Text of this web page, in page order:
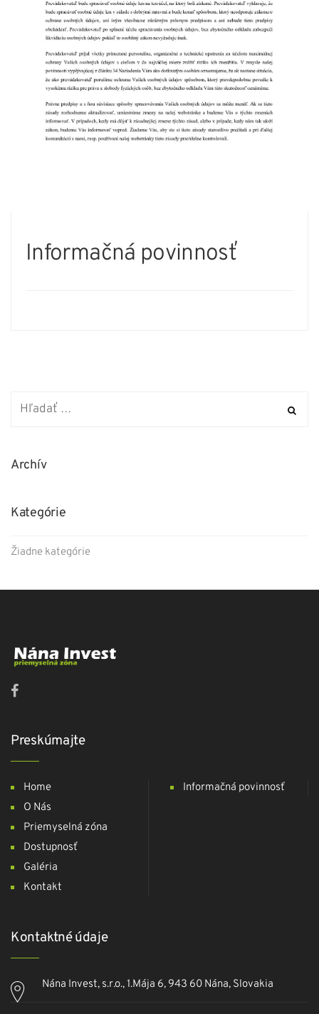
Informačná povinnosť
Archív
Kategórie
Žiadne kategórie
Preskúmajte
Home
O Nás
Priemyselná zóna
Dostupnosť
Galéria
Kontakt
Informačná povinnosť
Kontaktné údaje
Nána Invest, s.r.o., 1.Mája 6, 943 60 Nána, Slovakia